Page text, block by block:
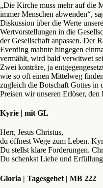
„Die Kirche muss mehr auf die
immer Menschen abwenden“,
Diskussion über die Werte
Wertvorstellungen in die
der Gesellschaft anpassen. Der
Everding mahnte hingegen
vermählt, wird bald verwitwet
Zwei konträre, ja
wie so oft einen Mittelweg
zugleich die Botschaft Gottes in
Preisen wir unseren Erlöser,
Kyrie | mit GL
Herr, Jesus Christus,
du öffnest Wege zum Leben.
Du stellst klare Forderungen.
Du schenkst Liebe und
Gloria | Tagesgebet | MB 222